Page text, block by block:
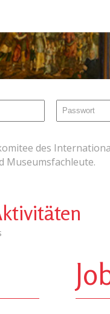
des
Museumsfachleute.